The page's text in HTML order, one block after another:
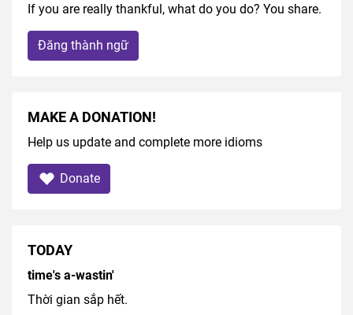
If you are really thankful, what do you do? You share.
Đăng thành ngữ
MAKE A DONATION!
Help us update and complete more idioms
Donate
TODAY
time's a-wastin'
Thời gian sắp hết.